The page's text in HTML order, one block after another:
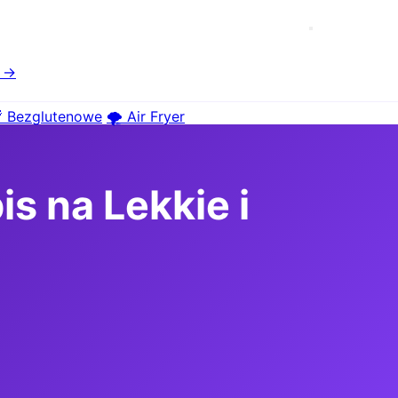
→
Bezglutenowe 🌪️ Air Fryer
na Lekkie i